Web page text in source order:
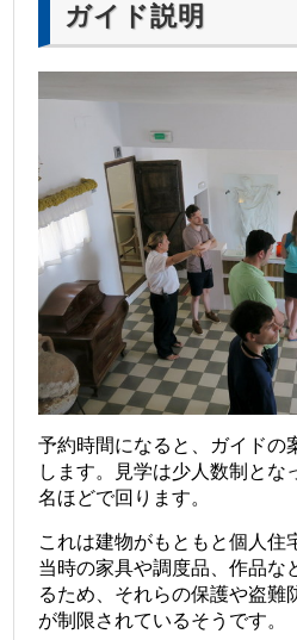
ガイド説明
予約時間になると、ガイドの
します。見学は少人数制とな
名ほどで回ります。
これは建物がもともと個人住
当時の家具や調度品、作品な
るため、それらの保護や盗難
が制限されているそうです。